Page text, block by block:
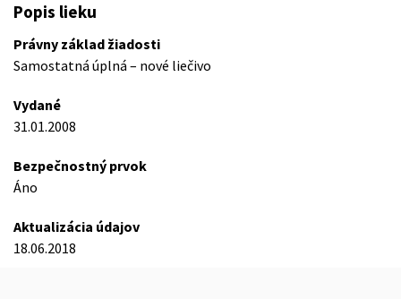
Popis lieku
Právny základ žiadosti
Samostatná úplná – nové liečivo
Vydané
31.01.2008
Bezpečnostný prvok
Áno
Aktualizácia údajov
18.06.2018